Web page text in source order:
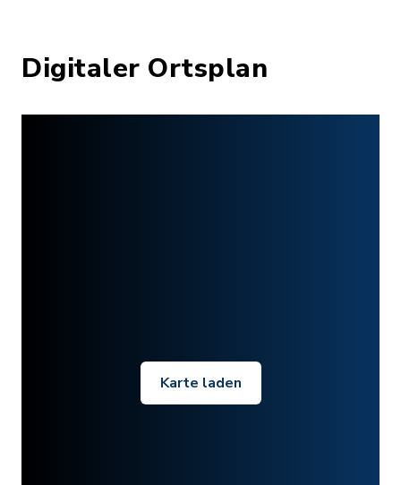
Digitaler Ortsplan
Karte laden